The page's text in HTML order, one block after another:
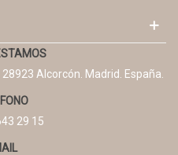
Alcorcón. Madrid. España.
29 15